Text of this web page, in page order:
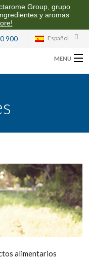
Group, grupo
y aromas
Español
900
MENU
alimentarios